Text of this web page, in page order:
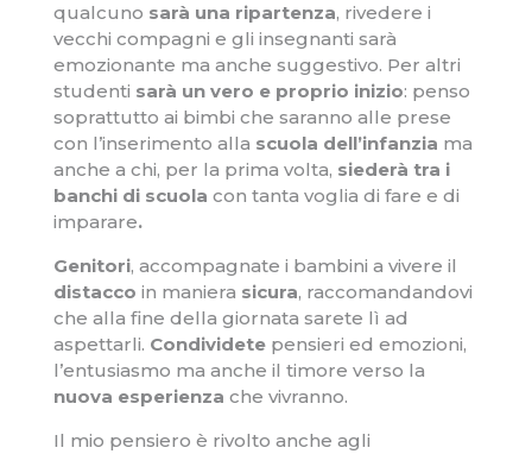
qualcuno sarà una ripartenza, rivedere i
vecchi compagni e gli insegnanti sarà
emozionante ma anche suggestivo. Per altri
studenti sarà un vero e proprio inizio: penso
soprattutto ai bimbi che saranno alle prese
con l’inserimento alla scuola dell’infanzia ma
anche a chi, per la prima volta, siederà tra i
banchi di scuola con tanta voglia di fare e di
imparare.
Genitori, accompagnate i bambini a vivere il
distacco in maniera sicura, raccomandandovi
che alla fine della giornata sarete lì ad
aspettarli. Condividetepensieri ed emozioni,
l’entusiasmo ma anche il timore verso la
nuova esperienza che vivranno.
Il mio pensiero è rivolto anche agli